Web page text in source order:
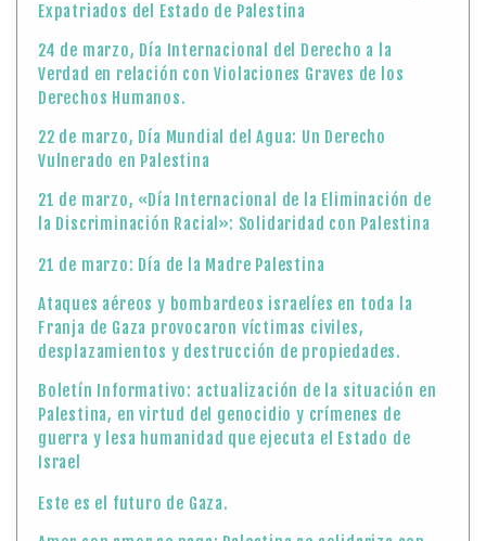
Expatriados del Estado de Palestina
24 de marzo, Día Internacional del Derecho a la
Verdad en relación con Violaciones Graves de los
Derechos Humanos.
22 de marzo, Día Mundial del Agua: Un Derecho
Vulnerado en Palestina
21 de marzo, «Día Internacional de la Eliminación de
la Discriminación Racial»: Solidaridad con Palestina
21 de marzo: Día de la Madre Palestina
Ataques aéreos y bombardeos israelíes en toda la
Franja de Gaza provocaron víctimas civiles,
desplazamientos y destrucción de propiedades.
Boletín Informativo: actualización de la situación en
Palestina, en virtud del genocidio y crímenes de
guerra y lesa humanidad que ejecuta el Estado de
Israel
Este es el futuro de Gaza.